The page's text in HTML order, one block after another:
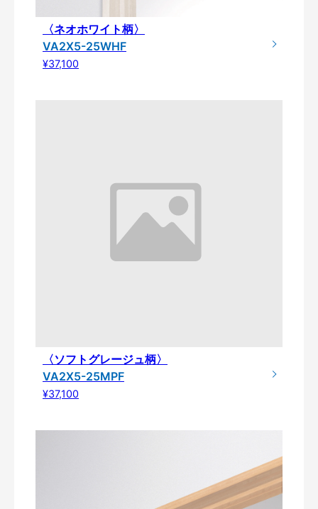
〈ネオホワイト柄〉
VA2X5-25WHF
¥37,100
〈ソフトグレージュ柄〉
VA2X5-25MPF
¥37,100